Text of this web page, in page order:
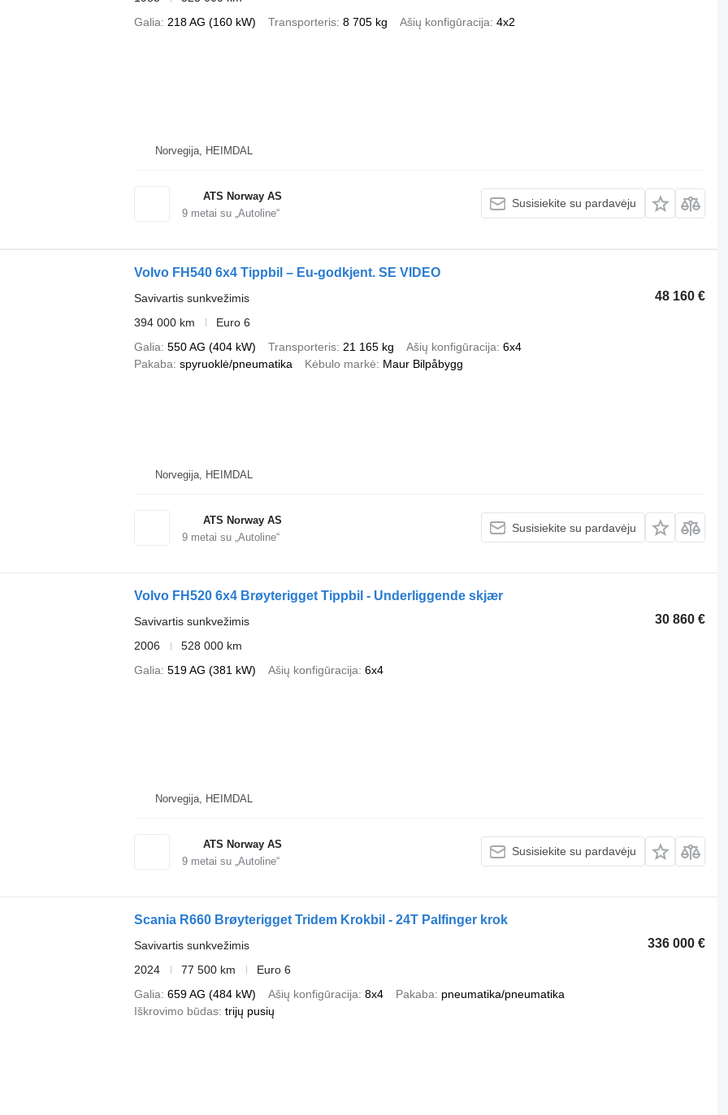
Galia
218 AG (160 kW) Transporteris 8 705 kg Ašių konfigūracija 4x2
Norvegija, HEIMDAL
ATS Norway AS
9metai su „Autoline“
Susisiekite su pardavėju
Volvo FH540 6x4 Tippbil – Eu-godkjent. SE VIDEO
48 160 €
Savivartis sunkvežimis
394 000 km
Euro 6
Galia 550 AG (404 kW) Transporteris 21 165 kg Ašių konfigūracija 6x4
Pakaba spyruoklė/pneumatika Kėbulo markė Maur Bilpåbygg
Norvegija, HEIMDAL
ATS Norway AS
9metai su „Autoline“
Susisiekite su pardavėju
Volvo FH520 6x4 Brøyterigget Tippbil - Underliggende skjær
30 860 €
Savivartis sunkvežimis
2006
528 000 km
Galia 519 AG (381 kW) Ašių konfigūracija 6x4
Norvegija, HEIMDAL
ATS Norway AS
9metai su „Autoline“
Susisiekite su pardavėju
Scania R660 Brøyterigget Tridem Krokbil - 24T Palfinger krok
336 000 €
Savivartis sunkvežimis
2024
77 500 km
Euro 6
Galia 659 AG (484 kW) Ašių konfigūracija 8x4 Pakaba
pneumatika/pneumatika
Iškrovimo būdas trijų pusių